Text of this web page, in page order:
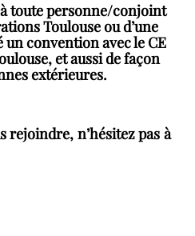
toute personne/conjoint
Toulouse ou d’une
convention avec le CE
et aussi de façon
extérieures.
rejoindre, n’hésitez pas à